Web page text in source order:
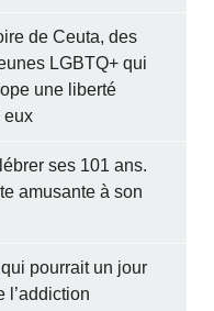
de Ceuta, des
LGBTQ+ qui
une liberté
eux
ses 101 ans.
amusante à son
pourrait un jour
l’addiction